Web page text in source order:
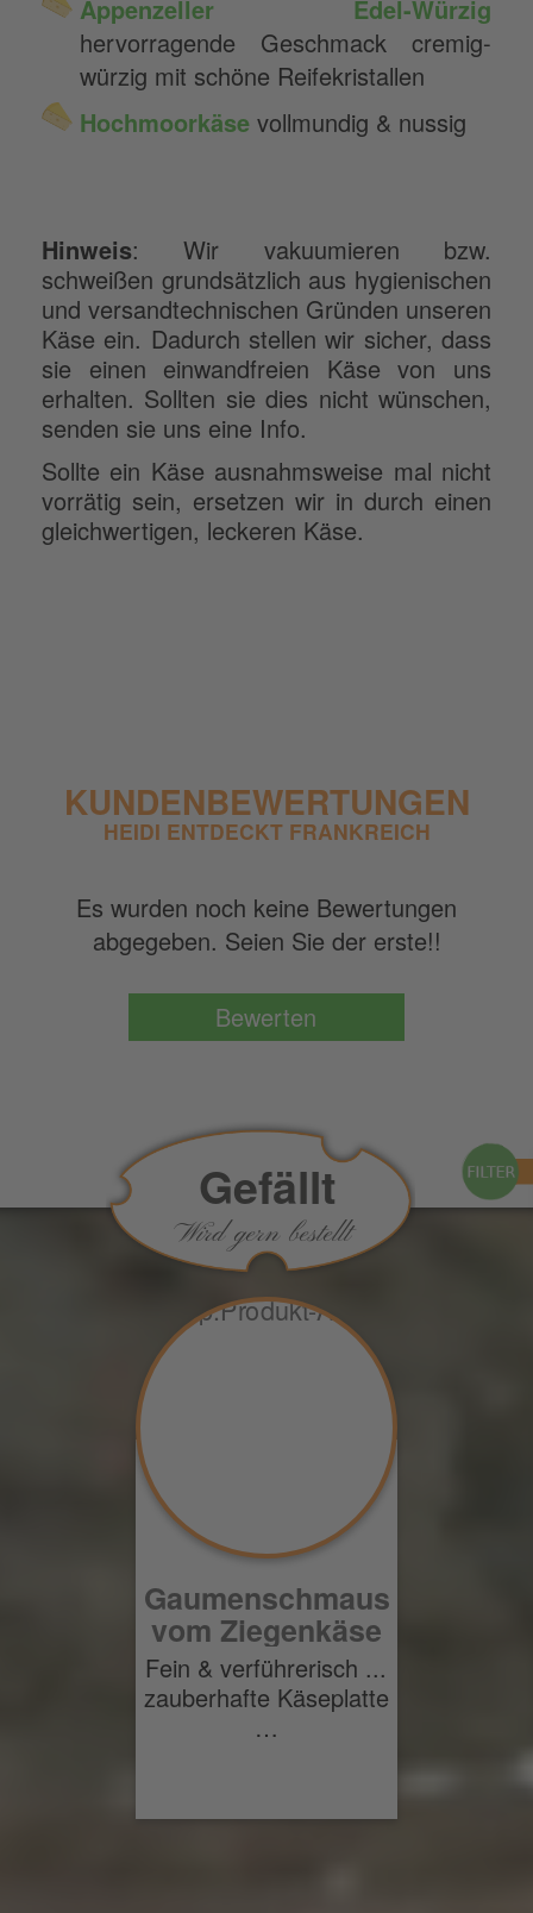
Appenzeller Edel-Würzig
hervorragende Geschmack cremig-
würzig mit schöne Reifekristallen
Hochmoorkäse vollmundig & nussig
Hinweis: Wir vakuumieren bzw.
schweißen grundsätzlich aus hygienischen
und versandtechnischen Gründen unseren
Käse ein. Dadurch stellen wir sicher, dass
sie einen einwandfreien Käse von uns
erhalten. Sollten sie dies nicht wünschen,
senden sie uns eine Info.
Sollte ein Käse ausnahmsweise mal nicht
vorrätig sein, ersetzen wir in durch einen
gleichwertigen, leckeren Käse.
KUNDENBEWERTUNGEN
HEIDI ENTDECKT FRANKREICH
Es wurden noch keine Bewertungen
abgegeben. Seien Sie der erste!!
Gefällt
Wird gern bestellt
Gaumenschmaus
vom Ziegenkäse
Fein & verführerisch ...
zauberhafte Käseplatte
…